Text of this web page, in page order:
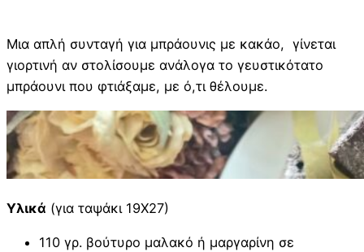
Μια απλή συνταγή για μπράουνις με κακάο, γίνεται
γιορτινή αν στολίσουμε ανάλογα το γευστικότατο
μπράουνι που φτιάξαμε, με ό,τι θέλουμε.
Υλικά (για ταψάκι 19Χ27)
110 γρ. βούτυρο μαλακό ή μαργαρίνη σε